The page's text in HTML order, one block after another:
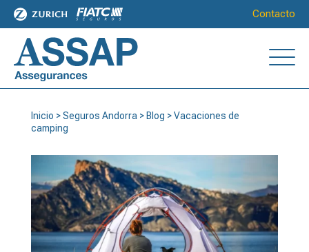
Contacto
Inicio >Seguros Andorra > Blog >Vacaciones de
camping